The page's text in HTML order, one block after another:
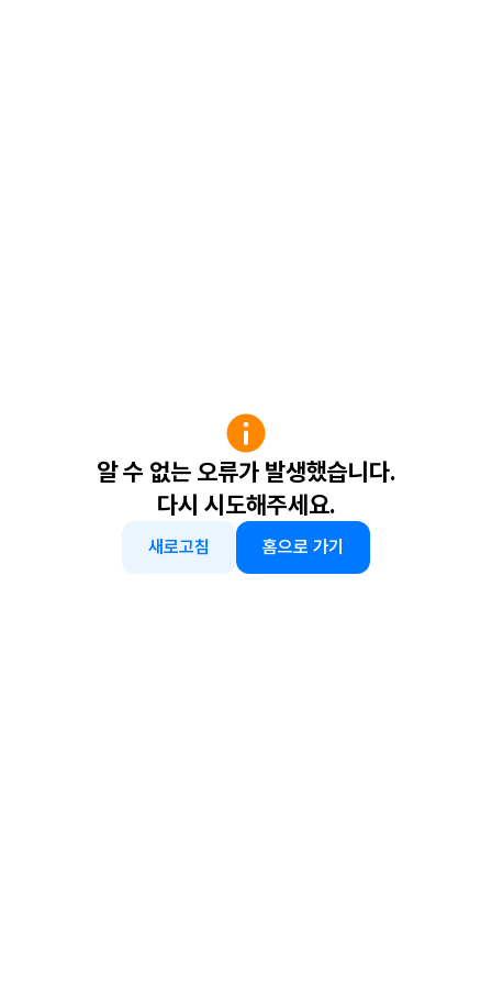
알 수 없는 오류가 발생했습니다.
다시 시도해주세요.
새로고침 홈으로 가기